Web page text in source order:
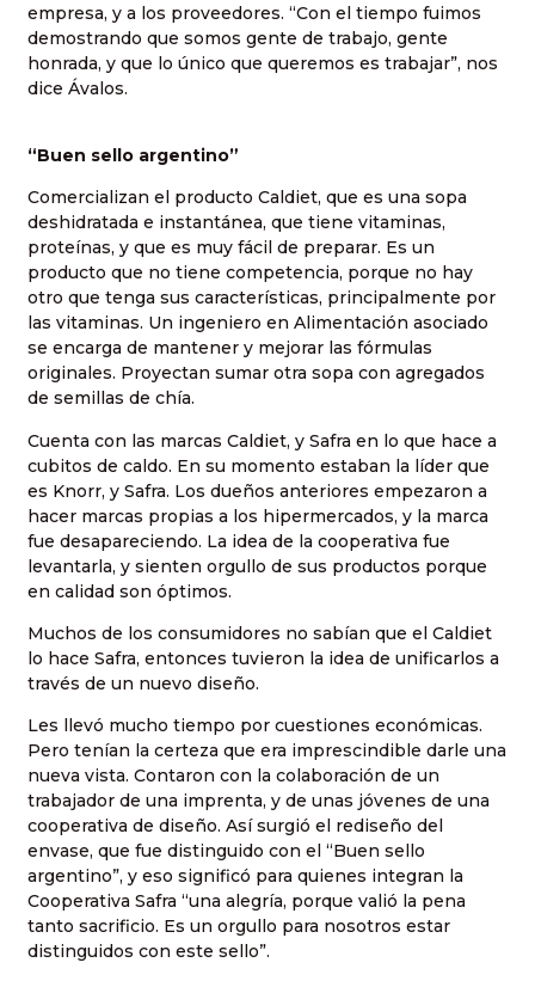
empresa, y a los proveedores. “Con el tiempo fuimos
demostrando que somos gente de trabajo, gente
honrada, y que lo único que queremos es trabajar”, nos
dice Ávalos.
“Buen sello argentino”
Comercializan el producto Caldiet, que es una sopa
deshidratada e instantánea, que tiene vitaminas,
proteínas, y que es muy fácil de preparar. Es un
producto que no tiene competencia, porque no hay
otro que tenga sus características, principalmente por
las vitaminas. Un ingeniero en Alimentación asociado
se encarga de mantener y mejorar las fórmulas
originales. Proyectan sumar otra sopa con agregados
de semillas de chía.
Cuenta con las marcas Caldiet, y Safra en lo que hace a
cubitos de caldo. En su momento estaban la líder que
es Knorr, y Safra. Los dueños anteriores empezaron a
hacer marcas propias a los hipermercados, y la marca
fue desapareciendo. La idea de la cooperativa fue
levantarla, y sienten orgullo de sus productos porque
en calidad son óptimos.
Muchos de los consumidores no sabían que el Caldiet
lo hace Safra, entonces tuvieron la idea de unificarlos a
través de un nuevo diseño.
Les llevó mucho tiempo por cuestiones económicas.
Pero tenían la certeza que era imprescindible darle una
nueva vista. Contaron con la colaboración de un
trabajador de una imprenta, y de unas jóvenes de una
cooperativa de diseño. Así surgió el rediseño del
envase, que fue distinguido con el “Buen sello
argentino”, y eso significó para quienes integran la
Cooperativa Safra “una alegría, porque valió la pena
tanto sacrificio. Es un orgullo para nosotros estar
distinguidos con este sello”.